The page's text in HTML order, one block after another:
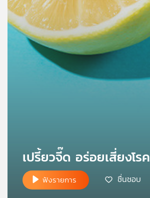
เกี่ยว
กับ
เรา
แผนที่
เปรี้ยวจี๊ด อร่อยเสี่ยงโรค
ฟังรายการ ชื่นชอบ